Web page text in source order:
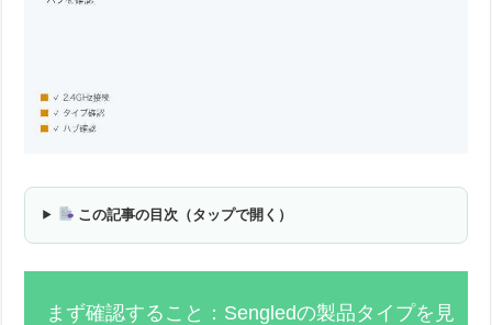
この記事の目次（タップで開く）
まず確認すること：Sengledの製品タイプを見